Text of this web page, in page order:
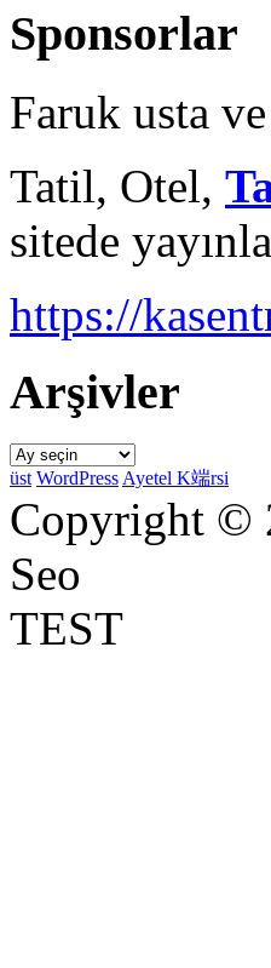
Sponsorlar
Faruk usta
Tatil, Otel,
sitede
https://
Arşivler
Arşivler
üst WordPress Ayetel K端rsi
Copyright ©
Seo
TEST